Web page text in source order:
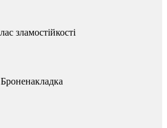
зламостійкості
Броненакладка